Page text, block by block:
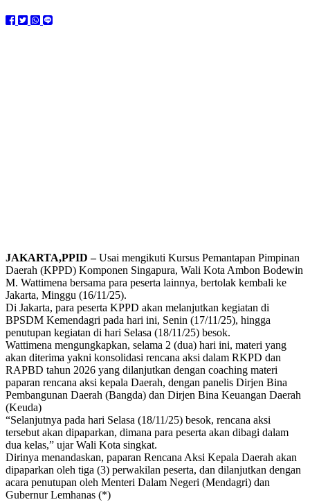
JAKARTA,PPID –Usai mengikuti Kursus Pemantapan Pimpinan
Daerah (KPPD) Komponen Singapura, Wali Kota Ambon Bodewin
M. Wattimena bersama para peserta lainnya, bertolak kembali ke
Jakarta, Minggu (16/11/25).
Di Jakarta, para peserta KPPD akan melanjutkan kegiatan di
BPSDM Kemendagri pada hari ini, Senin (17/11/25), hingga
penutupan kegiatan di hari Selasa (18/11/25) besok.
Wattimena mengungkapkan, selama 2 (dua) hari ini, materi yang
akan diterima yakni konsolidasi rencana aksi dalam RKPD dan
RAPBD tahun 2026 yang dilanjutkan dengan coaching materi
paparan rencana aksi kepala Daerah, dengan panelis Dirjen Bina
Pembangunan Daerah (Bangda) dan Dirjen Bina Keuangan Daerah
(Keuda)
“Selanjutnya pada hari Selasa (18/11/25) besok, rencana aksi
tersebut akan dipaparkan, dimana para peserta akan dibagi dalam
dua kelas,” ujar Wali Kota singkat.
Dirinya menandaskan, paparan Rencana Aksi Kepala Daerah akan
dipaparkan oleh tiga (3) perwakilan peserta, dan dilanjutkan dengan
acara penutupan oleh Menteri Dalam Negeri (Mendagri) dan
Gubernur Lemhanas (*)